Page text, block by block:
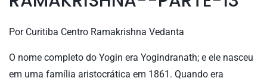
Por Curitiba Centro Ramakrishna Vedanta
O nome completo do Yogin era Yogindranath; e ele nasceu
em uma família aristocrática em 1861. Quando era